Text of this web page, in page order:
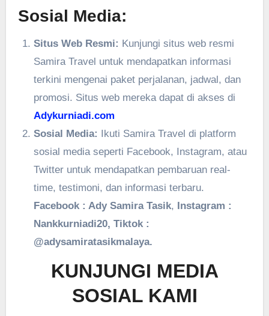
Sosial Media:
Situs Web Resmi: Kunjungi situs web resmi
Samira Travel untuk mendapatkan informasi
terkini mengenai paket perjalanan, jadwal, dan
promosi. Situs web mereka dapat di akses di
Adykurniadi.com
Sosial Media: Ikuti Samira Travel di platform
sosial media seperti Facebook, Instagram, atau
Twitter untuk mendapatkan pembaruan real-
time, testimoni, dan informasi terbaru.
Facebook : Ady Samira Tasik, Instagram :
Nankkurniadi20, Tiktok :
@adysamiratasikmalaya.
KUNJUNGI MEDIA
SOSIAL KAMI